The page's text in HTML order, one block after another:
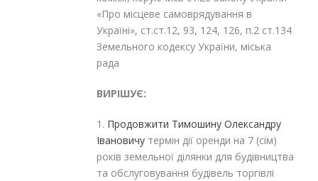
«Про місцеве самоврядування в
Україні», ст.ст.12, 93, 124, 126, п.2 ст.134
Земельного кодексу України, міська
рада
ВИРІШУЄ:
1. Продовжити Тимошину Олександру
Івановичу термін дії оренди на 7 (сім)
років земельної ділянки для будівництва
та обслуговування будівель торгівлі